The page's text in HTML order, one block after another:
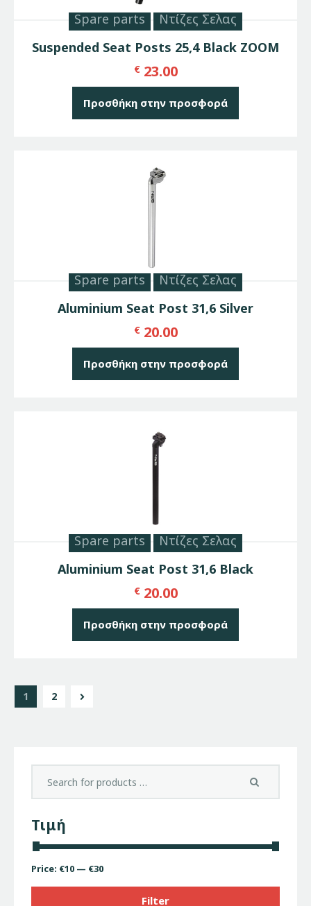
Spare parts
Ντίζες Σελας
Suspended Seat Posts 25,4 Black ZOOM
€ 23.00
Προσθήκη στην προσφορά
Spare parts
Ντίζες Σελας
Aluminium Seat Post 31,6 Silver
€ 20.00
Προσθήκη στην προσφορά
Spare parts
Ντίζες Σελας
Aluminium Seat Post 31,6 Black
€ 20.00
Προσθήκη στην προσφορά
1 2
Τιμή
Filter
Price: €10 — €30